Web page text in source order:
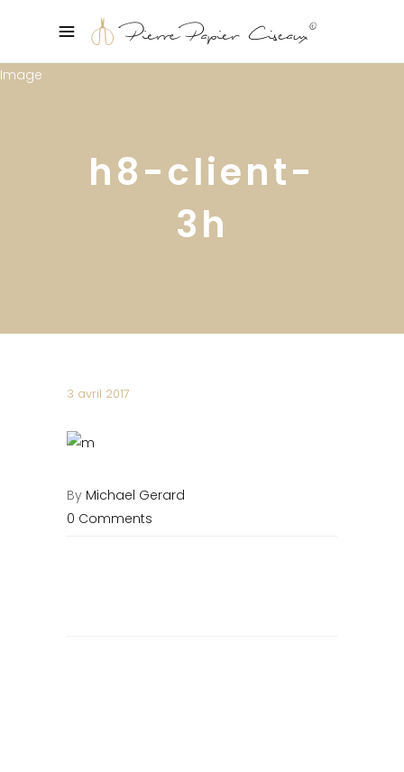
h8-client-
3h
3 avril 2017
By Michael Gerard
0 Comments